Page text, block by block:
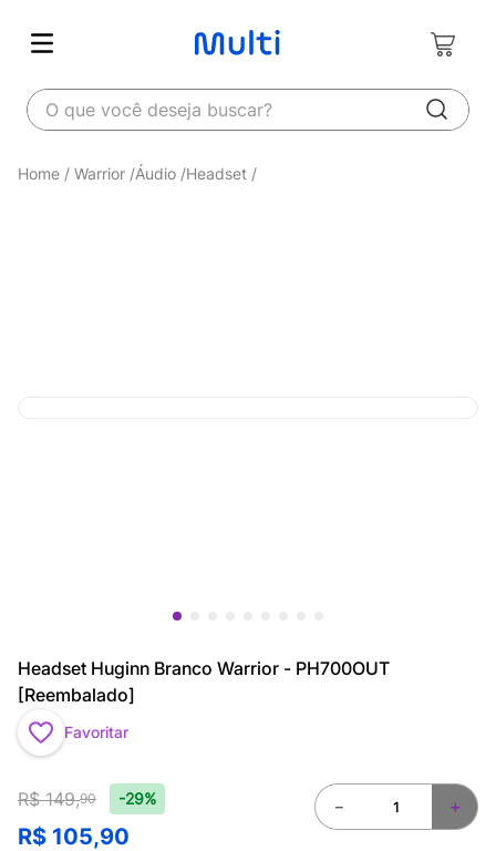
O que você deseja buscar?
Warrior Áudio Headset
Headset Huginn Branco Warrior - PH700OUT
[Reembalado]
Favoritar
R$ 149,90 -29%
R$ 105,90
＋
－